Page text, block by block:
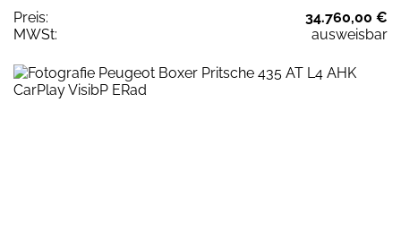
Preis:
34.760,00 €
MWSt:
ausweisbar